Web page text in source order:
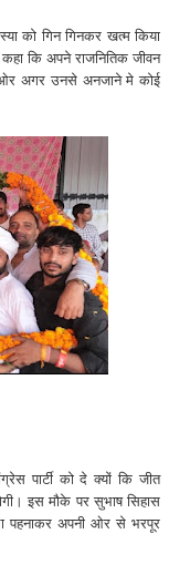
को गिन गिनकर खत्म किया
कहा कि अपने राजनितिक जीवन
ओर अगर उनसे अनजाने मे कोई
पार्टी को दे क्यों कि जीत
इस मौके पर सुभाष सिहास
पहनाकर अपनी ओर से भरपूर